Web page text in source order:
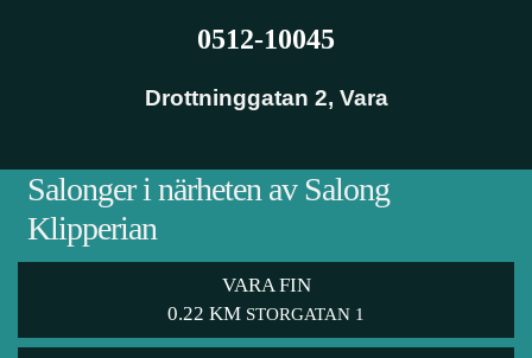
0512-10045
Drottninggatan 2, Vara
Salonger i närheten av Salong
Klipperian
VARA FIN
0.22 KM STORGATAN 1